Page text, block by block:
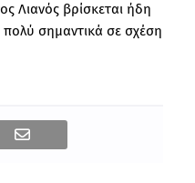
Λιανός βρίσκεται ήδη
σημαντικά σε σχέση